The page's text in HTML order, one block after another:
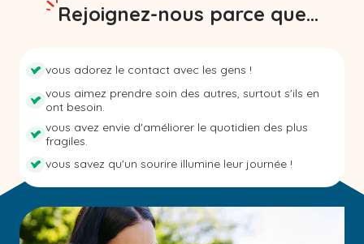
Rejoignez-nous parce que...
vous adorez le contact avec les gens !
vous aimez prendre soin des autres, surtout s'ils en
ont besoin.
vous avez envie d'améliorer le quotidien des plus
fragiles.
vous savez qu'un sourire illumine leur journée !